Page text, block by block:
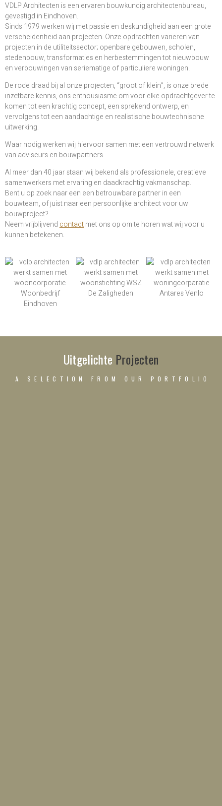
VDLP Architecten is een ervaren bouwkundig architectenbureau,
gevestigd in Eindhoven.
Sinds 1979 werken wij met passie en deskundigheid aan een grote
verscheidenheid aan projecten. Onze opdrachten variëren van
projecten in de utiliteitssector; openbare gebouwen, scholen,
stedenbouw, transformaties en herbestemmingen tot nieuwbouw
en verbouwingen van seriematige of particuliere woningen.
De rode draad bij al onze projecten, “groot of klein”, is onze brede
inzetbare kennis, ons enthousiasme om voor elke opdrachtgever te
komen tot een krachtig concept, een sprekend ontwerp, en
vervolgens tot een aandachtige en realistische bouwtechnische
uitwerking.
Waar nodig werken wij hiervoor samen met een vertrouwd netwerk
van adviseurs en bouwpartners.
Al meer dan 40 jaar staan wij bekend als professionele, creatieve
samenwerkers met ervaring en daadkrachtig vakmanschap.
Bent u op zoek naar een een betrouwbare partner in een
bouwteam, of juist naar een persoonlijke architect voor uw
bouwproject?
Neem vrijblijvend contactmet ons op om te horen wat wij voor u
kunnen betekenen.
Uitgelichte Projecten
A SELECTION FROM OUR PORTFOLIO